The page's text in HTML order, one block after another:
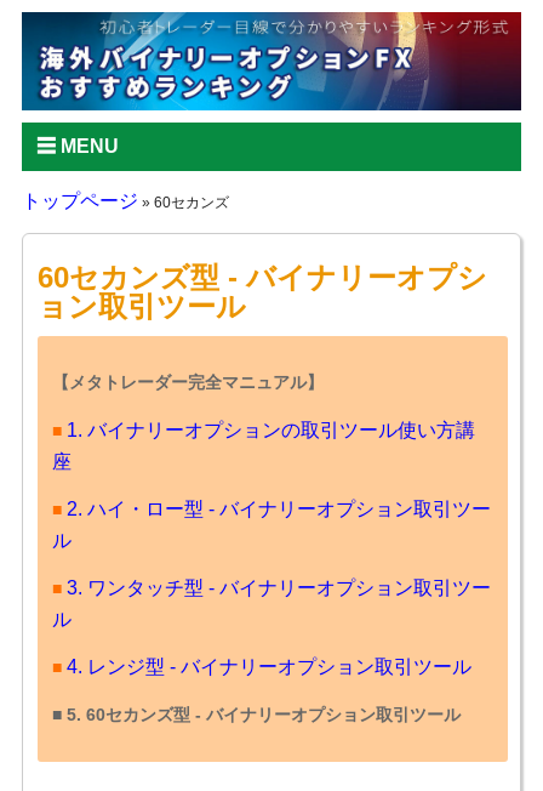
MENU
トップページ » 60セカンズ
60セカンズ型 - バイナリーオプシ
ョン取引ツール
【メタトレーダー完全マニュアル】
■ 1. バイナリーオプションの取引ツール使い方講
座
■ 2. ハイ・ロー型 - バイナリーオプション取引ツー
ル
■ 3. ワンタッチ型 - バイナリーオプション取引ツー
ル
■ 4. レンジ型 - バイナリーオプション取引ツール
■ 5. 60セカンズ型 - バイナリーオプション取引ツール